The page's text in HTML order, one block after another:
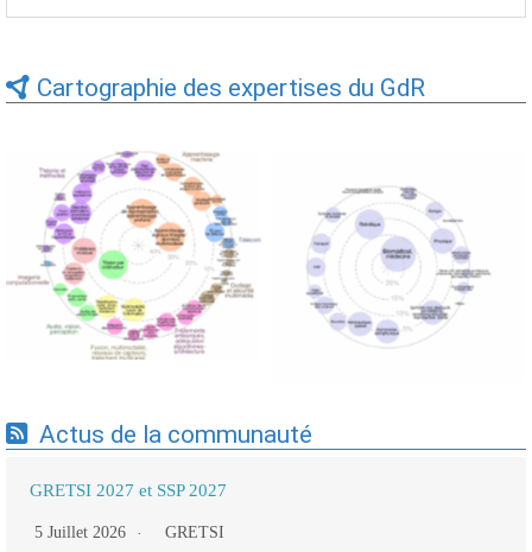
Cartographie des expertises du GdR
Expertises du GdR -
cartographie par Axes -
19/09/2025
Expertises du GdR -
cartographie par mots-clés
applicatifs - 19/09/2025
Actus de la communauté
GRETSI 2027 et SSP 2027
5 Juillet 2026 GRETSI